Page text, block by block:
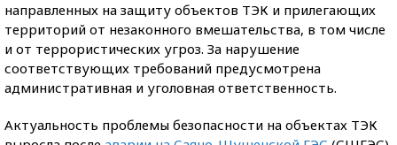
направленных на защиту объектов ТЭК и прилегающих
территорий от незаконного вмешательства, в том числе
и от террористических угроз. За нарушение
соответствующих требований предусмотрена
административная и уголовная ответственность.
Актуальность проблемы безопасности на объектах ТЭК